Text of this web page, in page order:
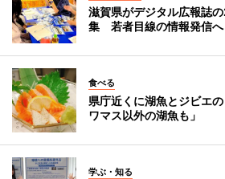
滋賀県がデジタル広報誌
集 若者目線の情報発信へ
食べる
県庁近くに湖魚とジビエ
ワマス以外の湖魚も」
学ぶ・知る